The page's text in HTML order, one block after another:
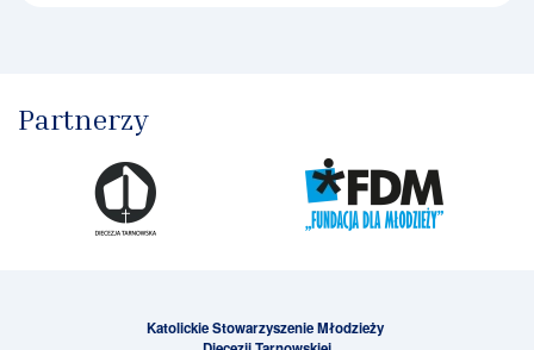
Partnerzy
Katolickie Stowarzyszenie Młodzieży